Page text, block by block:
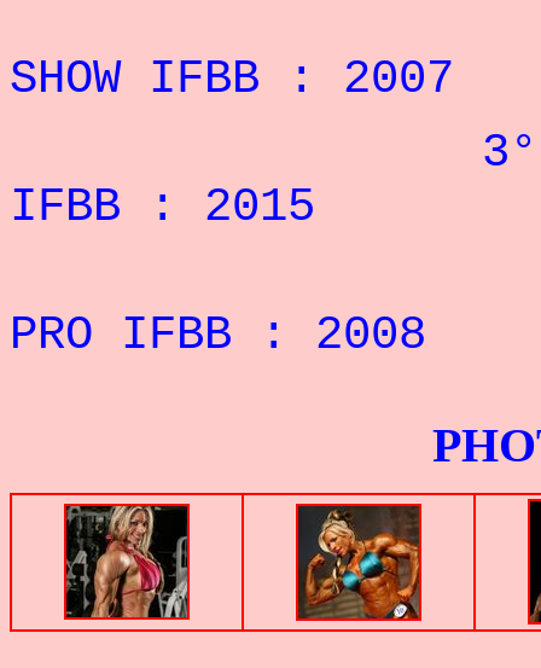
SHOW IFBB : 2007
3° DU
IFBB : 2015
PRO IFBB : 2008
PHOTOS